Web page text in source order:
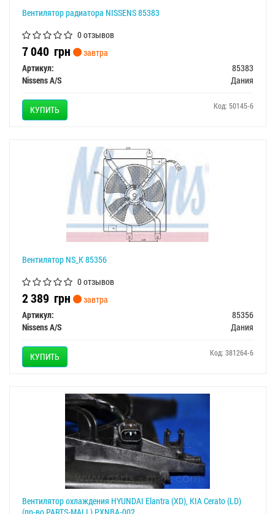
Вентилятор радиатора NISSENS 85383
0 отзывов
7 040 грн
завтра
Артикул:
85383
Nissens A/S
Дания
КУПИТЬ Код: 50145-6
Вентилятор NS_K 85356
0 отзывов
2 389 грн
завтра
Артикул:
85356
Nissens A/S
Дания
КУПИТЬ Код: 381264-6
Вентилятор охлаждения HYUNDAI Elantra (XD), KIA Cerato (LD)
(пр-во PARTS-MALL) PXNBA-002